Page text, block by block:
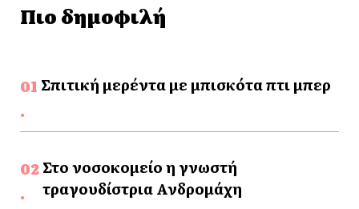
Πιο δημοφιλή
Σπιτική μερέντα με μπισκότα πτι μπερ
Στο νοσοκομείο η γνωστή
τραγουδίστρια Ανδρομάχη